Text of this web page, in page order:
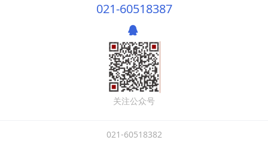
021-60518387
关注公众号
021-60518382